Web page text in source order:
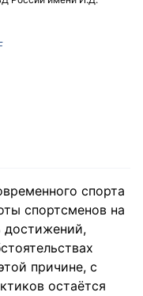
спорта
спортсменов на
достижений,
причине, с
остаётся